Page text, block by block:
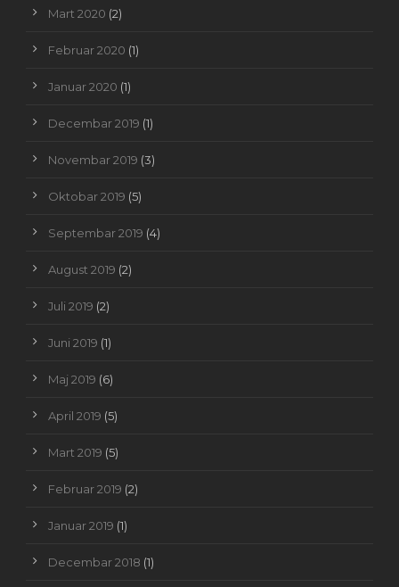
Mart 2020 (2)
Februar 2020 (1)
Januar 2020 (1)
Decembar 2019 (1)
Novembar 2019 (3)
Oktobar 2019 (5)
Septembar 2019 (4)
August 2019 (2)
Juli 2019 (2)
Juni 2019 (1)
Maj 2019 (6)
April 2019 (5)
Mart 2019 (5)
Februar 2019 (2)
Januar 2019 (1)
Decembar 2018 (1)